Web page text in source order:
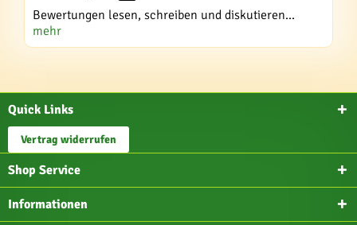
Bewertungen lesen, schreiben und diskutieren...
mehr
Quick Links
Vertrag widerrufen
Shop Service
Informationen